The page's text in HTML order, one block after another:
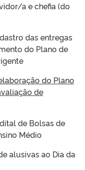
a e chefia (do
das entregas
do Plano de
do Plano
de
de Bolsas de
Médio
alusivas ao Dia da